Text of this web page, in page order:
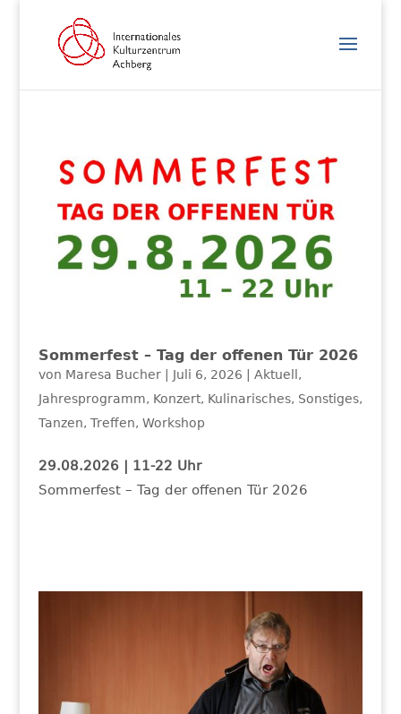
Sommerfest – Tag der offenen Tür 2026
von Maresa Bucher| Juli 6, 2026 Aktuell ,
Jahresprogramm, Konzert, Kulinarisches, Sonstiges,
Tanzen, Treffen, Workshop
29.08.2026 | 11-22 Uhr
Sommerfest – Tag der offenen Tür 2026